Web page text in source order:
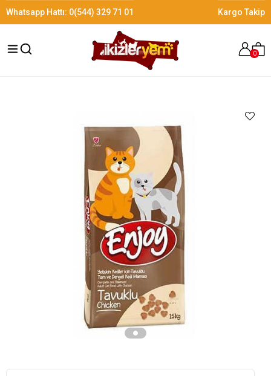
Whatsapp Hattı: 0(544) 329 71 01 Kargo Takip
0